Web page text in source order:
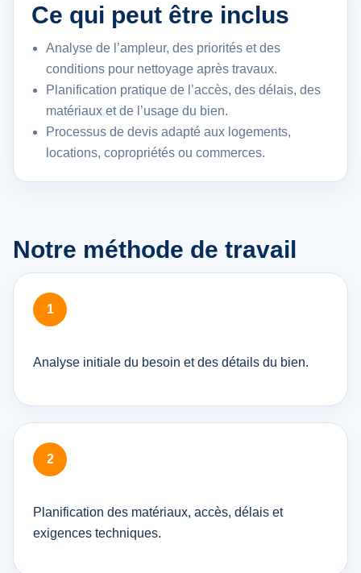
Ce qui peut être inclus
Analyse de l’ampleur, des priorités et des
conditions pour nettoyage après travaux.
Planification pratique de l’accès, des délais, des
matériaux et de l’usage du bien.
Processus de devis adapté aux logements,
locations, copropriétés ou commerces.
Notre méthode de travail
Analyse initiale du besoin et des détails du bien.
Planification des matériaux, accès, délais et
exigences techniques.